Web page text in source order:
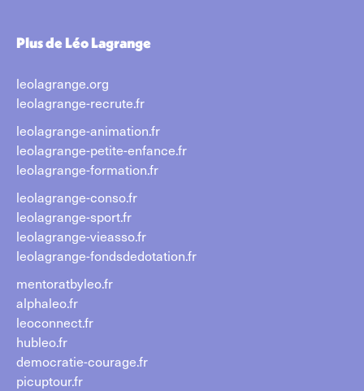
Plus de Léo Lagrange
leolagrange.org
leolagrange-recrute.fr
leolagrange-animation.fr
leolagrange-petite-enfance.fr
leolagrange-formation.fr
leolagrange-conso.fr
leolagrange-sport.fr
leolagrange-vieasso.fr
leolagrange-fondsdedotation.fr
mentoratbyleo.fr
alphaleo.fr
leoconnect.fr
hubleo.fr
democratie-courage.fr
picuptour.fr